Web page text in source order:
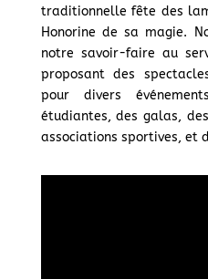
traditionnelle fête des
Honorine de sa magie.
notre savoir-faire au
proposant des
pour divers
étudiantes, des galas,
associations sportives, et